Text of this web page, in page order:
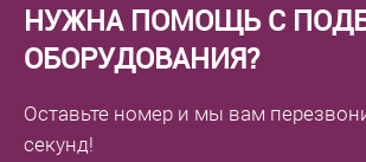
НУЖНА ПОМОЩЬ С
ОБОРУДОВАНИЯ?
Оставьте номер и мы вам
секунд!